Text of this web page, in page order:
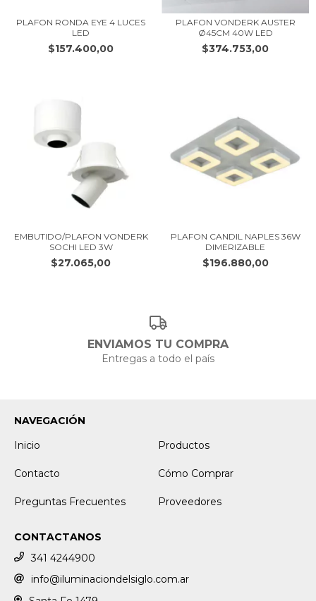
PLAFON RONDA EYE 4 LUCES
LED
$157.400,00
PLAFON VONDERK AUSTER
Ø45CM 40W LED
$374.753,00
EMBUTIDO/PLAFON VONDERK
SOCHI LED 3W
$27.065,00
PLAFON CANDIL NAPLES 36W
DIMERIZABLE
$196.880,00
ENVIAMOS TU COMPRA
Entregas a todo el país
NAVEGACIÓN
Inicio
Productos
Contacto Cómo Comprar
Preguntas Frecuentes Proveedores
CONTACTANOS
341 4244900
info@iluminaciondelsiglo.com.ar